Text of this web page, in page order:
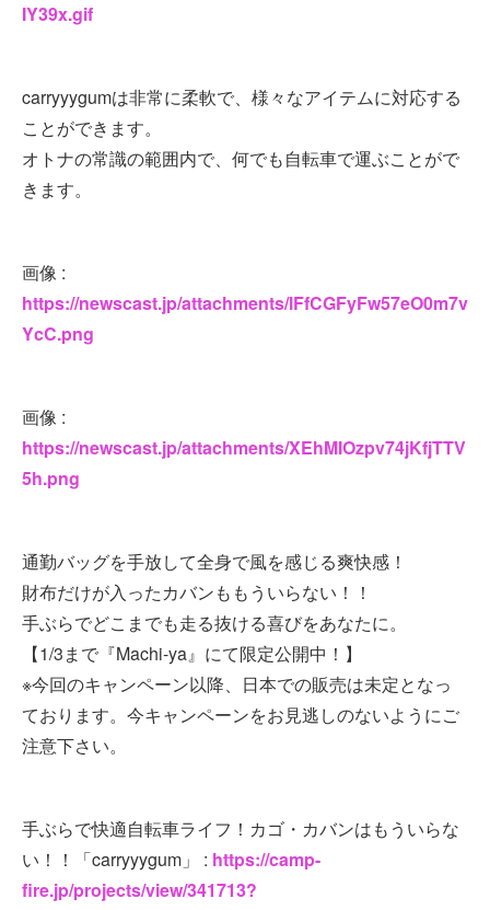
IY39x.gif
carryyygumは非常に柔軟で、様々なアイテムに対応する
ことができます。
オトナの常識の範囲内で、何でも自転車で運ぶことがで
きます。
画像 :
https://newscast.jp/attachments/lFfCGFyFw57eO0m7v
YcC.png
画像 :
https://newscast.jp/attachments/XEhMIOzpv74jKfjTTV
5h.png
通勤バッグを手放して全身で風を感じる爽快感！
財布だけが入ったカバンももういらない！！
手ぶらでどこまでも走る抜ける喜びをあなたに。
【1/3まで『Machi-ya』にて限定公開中！】
※今回のキャンペーン以降、日本での販売は未定となっ
ております。今キャンペーンをお見逃しのないようにご
注意下さい。
手ぶらで快適自転車ライフ！カゴ・カバンはもういらな
い！！「carryyygum」 : https://camp-
fire.jp/projects/view/341713?